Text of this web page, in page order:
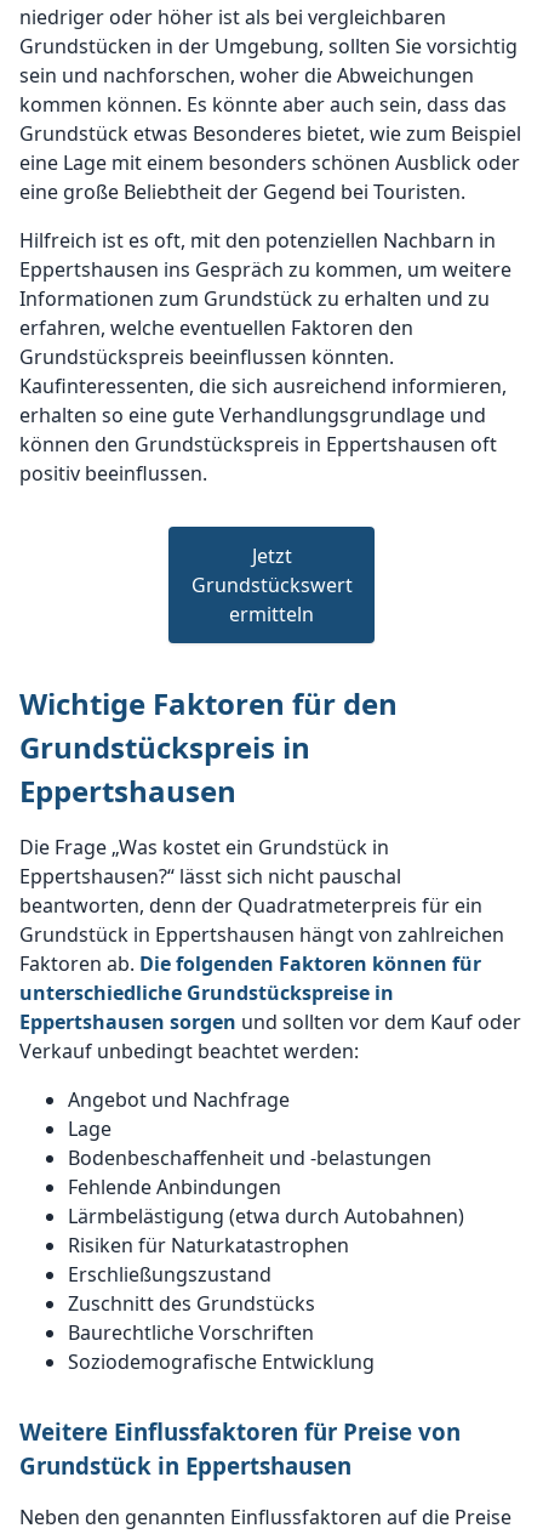
niedriger oder höher ist als bei vergleichbaren
Grundstücken in der Umgebung, sollten Sie vorsichtig
sein und nachforschen, woher die Abweichungen
kommen können. Es könnte aber auch sein, dass das
Grundstück etwas Besonderes bietet, wie zum Beispiel
eine Lage mit einem besonders schönen Ausblick oder
eine große Beliebtheit der Gegend bei Touristen.
Hilfreich ist es oft, mit den potenziellen Nachbarn in
Eppertshausen ins Gespräch zu kommen, um weitere
Informationen zum Grundstück zu erhalten und zu
erfahren, welche eventuellen Faktoren den
Grundstückspreis beeinflussen könnten.
Kaufinteressenten, die sich ausreichend informieren,
erhalten so eine gute Verhandlungsgrundlage und
können den Grundstückspreis in Eppertshausen oft
positiv beeinflussen.
Jetzt
Grundstückswert
ermitteln
Wichtige Faktoren für den
Grundstückspreis in
Eppertshausen
Die Frage „Was kostet ein Grundstück in
Eppertshausen?“ lässt sich nicht pauschal
beantworten, denn der Quadratmeterpreis für ein
Grundstück in Eppertshausen hängt von zahlreichen
Faktoren ab. Die folgenden Faktoren können für
unterschiedliche Grundstückspreise in
Eppertshausen sorgen und sollten vor dem Kauf oder
Verkauf unbedingt beachtet werden:
Angebot und Nachfrage
Lage
Bodenbeschaffenheit und -belastungen
Fehlende Anbindungen
Lärmbelästigung (etwa durch Autobahnen)
Risiken für Naturkatastrophen
Erschließungszustand
Zuschnitt des Grundstücks
Baurechtliche Vorschriften
Soziodemografische Entwicklung
Weitere Einflussfaktoren für Preise von
Grundstück in Eppertshausen
Neben den genannten Einflussfaktoren auf die Preise